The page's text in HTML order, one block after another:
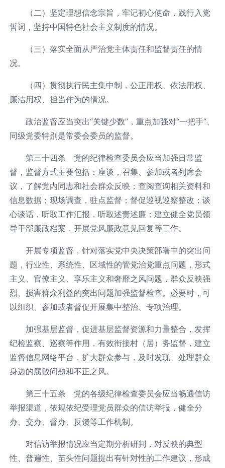
（二）坚定理想信念宗旨，牢记初心使命，践行入党
誓词，坚持中国特色社会主义制度的情况。
（三）落实全面从严治党主体责任和监督责任的情
况。
（四）贯彻执行民主集中制，公正用权、依法用权、
廉洁用权、担当作为的情况。
政治监督应当突出“关键少数”，重点加强对“一把手”、
同级党委特别是常委会委员的监督。
第三十四条 党的纪律检查委员会应当加强日常监
督，监督方式主要包括：座谈，召集、参加或者列席会
议，了解党内同志和社会群众反映；查阅查询相关资料和
信息数据；现场调查，驻点监督；督促巡视巡察整改；谈
心谈话，听取工作汇报，听取述责述廉；建立健全党员领
导干部廉政档案，开展党风廉政意见回复等工作。
开展专项监督，针对落实党中央决策部署中的突出问
题，行业性、系统性、区域性的管党治党重点问题，形式
主义、官僚主义、享乐主义和奢靡之风问题，群众反映强
烈、损害群众利益的突出问题加强监督检查。必要时，可
以组织、参加或者督促开展集中整治、专项治理。
加强基层监督，促进基层监督资源和力量整合，发挥
纪检监察、巡察等作用，有效衔接村（居）务监督，建立
监督信息网络平台，扩大群众参与，及时发现、处理群众
身边的腐败问题和不正之风。
第三十五条 党的各级纪律检查委员会应当畅通信访
举报渠道，依规依纪受理党员群众的信访举报，健全分
办、交办、督办、反馈等工作机制。
对信访举报情况应当定期分析研判，对反映的典型
性、普遍性、苗头性问题提出有针对性的工作建议，形成